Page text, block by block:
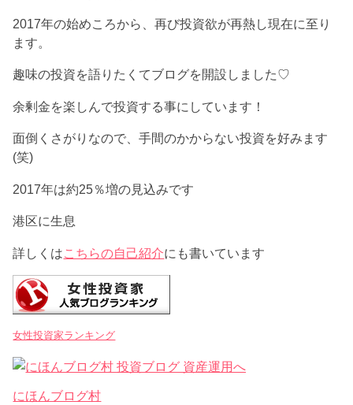
2017年の始めころから、再び投資欲が再熱し現在に至り
ます。
趣味の投資を語りたくてブログを開設しました♡
余剰金を楽しんで投資する事にしています！
面倒くさがりなので、手間のかからない投資を好みます
(笑)
2017年は約25％増の見込みです
港区に生息
詳しくはこちらの自己紹介にも書いています
女性投資家ランキング
にほんブログ村